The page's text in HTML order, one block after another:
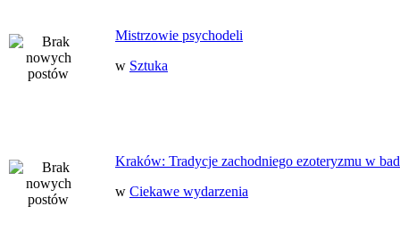
Mistrzowie psychodeli
w Sztuka
Kraków: Tradycje zachodniego ezoteryzmu w
w Ciekawe wydarzenia